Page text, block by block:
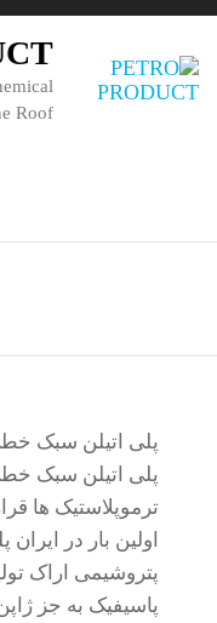
Roof
پلی اتیلن سبک
پلی اتیلن سبک
اولین بار در
پتروشیمی اراک
پاسیفیک به جز